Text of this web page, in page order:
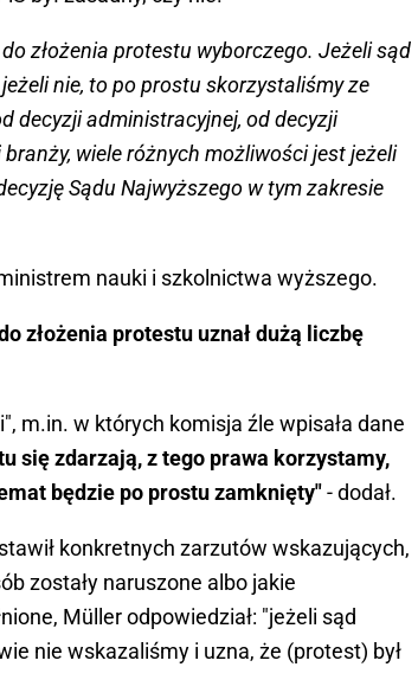
złożenia protestu wyborczego. Jeżeli sąd
nie, to po prostu skorzystaliśmy ze
decyzji administracyjnej, od decyzji
wiele różnych możliwości jest jeżeli
Sądu Najwyższego w tym zakresie
nauki i szkolnictwa wyższego.
złożenia protestu uznał dużą liczbę
m.in. w których komisja źle wpisała dane
się zdarzają, z tego prawa korzystamy,
będzie po prostu zamknięty"- dodał.
konkretnych zarzutów wskazujących,
zostały naruszone albo jakie
Müller odpowiedział: "jeżeli sąd
nie wskazaliśmy i uzna, że (protest) był